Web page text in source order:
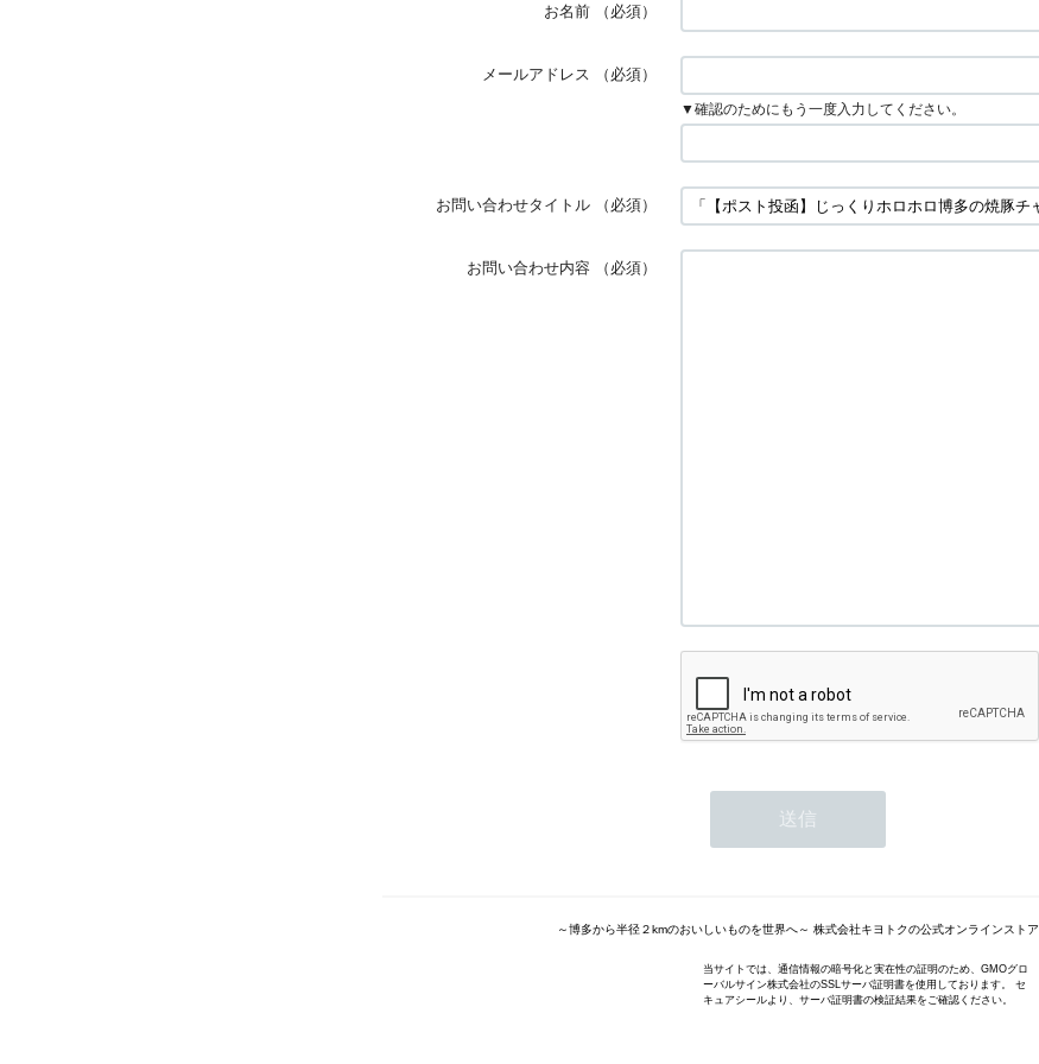
お名前 （必須）
メールアドレス （必須）
▼確認のためにもう一度入力してください。
お問い合わせタイトル （必須）
お問い合わせ内容 （必須）
～博多から半径２kmのおいしいものを世界へ～ 株式会社キヨトクの公式オンラインストア
当サイトでは、通信情報の暗号化と実在性の証明のため、GMOグロ
ーバルサイン株式会社のSSLサーバ証明書を使用しております。 セ
キュアシールより、サーバ証明書の検証結果をご確認ください。